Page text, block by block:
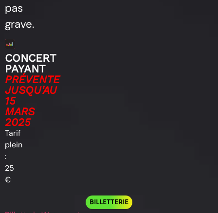
pas
grave.
CONCERT
PAYANT
PRÉVENTE
JUSQU'AU
15
MARS
2025
Tarif
plein
:
25
€
BILLETTERIE